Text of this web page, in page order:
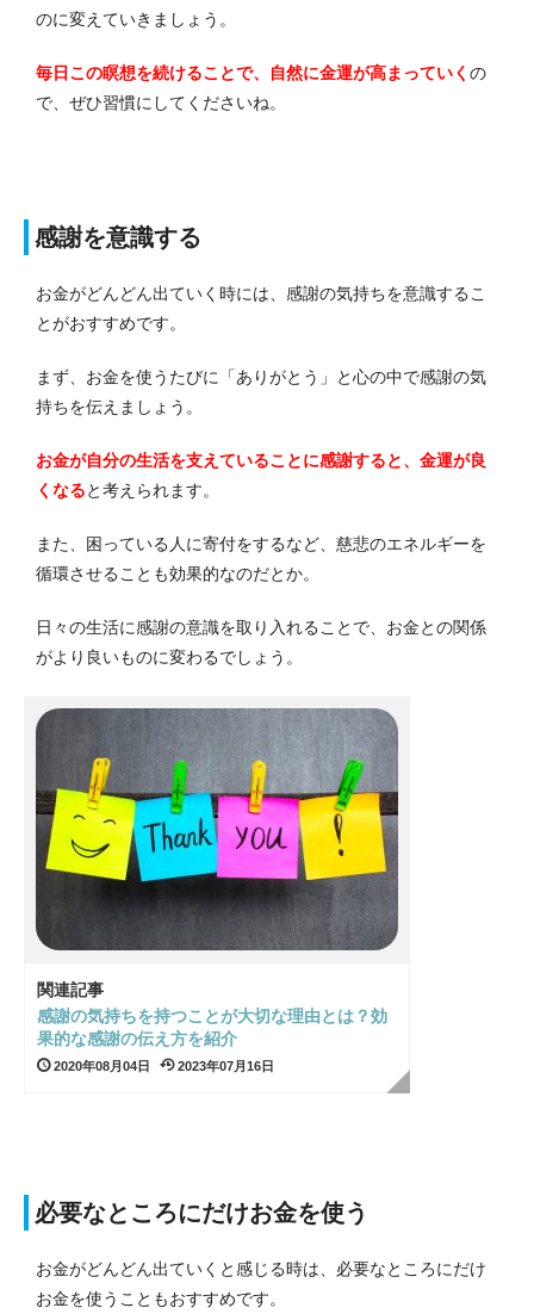
のに変えていきましょう。
毎日この瞑想を続けることで、自然に金運が高まっていく の
で、ぜひ習慣にしてくださいね。
感謝を意識する
お金がどんどん出ていく時には、感謝の気持ちを意識するこ
とがおすすめです。
まず、お金を使うたびに「ありがとう」と心の中で感謝の気
持ちを伝えましょう。
お金が自分の生活を支えていることに感謝すると、金運が良
くなると考えられます。
また、困っている人に寄付をするなど、慈悲のエネルギーを
循環させることも効果的なのだとか。
日々の生活に感謝の意識を取り入れることで、お金との関係
がより良いものに変わるでしょう。
関連記事
感謝の気持ちを持つことが大切な理由とは？効
果的な感謝の伝え方を紹介
2020年08月04日 2023年07月16日
必要なところにだけお金を使う
お金がどんどん出ていくと感じる時は、必要なところにだけ
お金を使うこともおすすめです。